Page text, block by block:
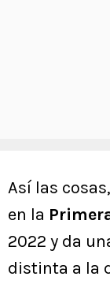
Así las cosas,
en la
2022 y da
distinta a la